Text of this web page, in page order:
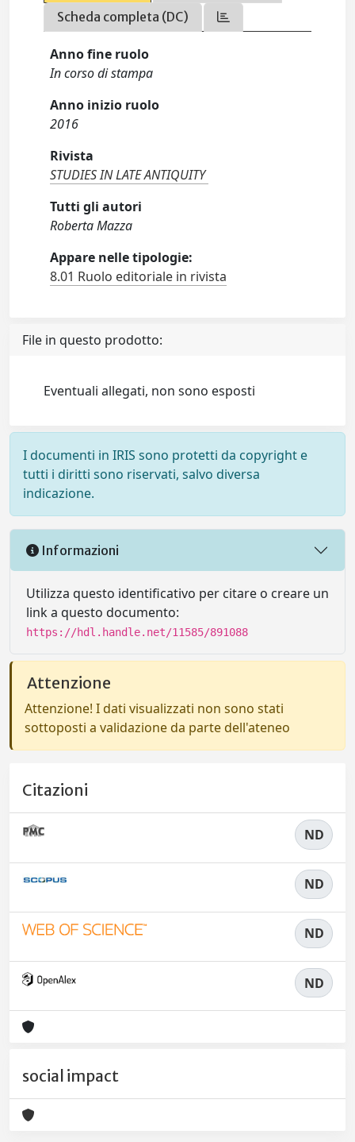
Scheda completa (DC)
Anno fine ruolo
In corso di stampa
Anno inizio ruolo
2016
Rivista
STUDIES IN LATE ANTIQUITY
Tutti gli autori
Roberta Mazza
Appare nelle tipologie:
8.01 Ruolo editoriale in rivista
File in questo prodotto:
Eventuali allegati, non sono esposti
I documenti in IRIS sono protetti da copyright e
tutti i diritti sono riservati, salvo diversa
indicazione.
Informazioni
Utilizza questo identificativo per citare o creare un
link a questo documento:
https://hdl.handle.net/11585/891088
Attenzione
Attenzione! I dati visualizzati non sono stati
sottoposti a validazione da parte dell'ateneo
Citazioni
ND
ND
ND
ND
social impact